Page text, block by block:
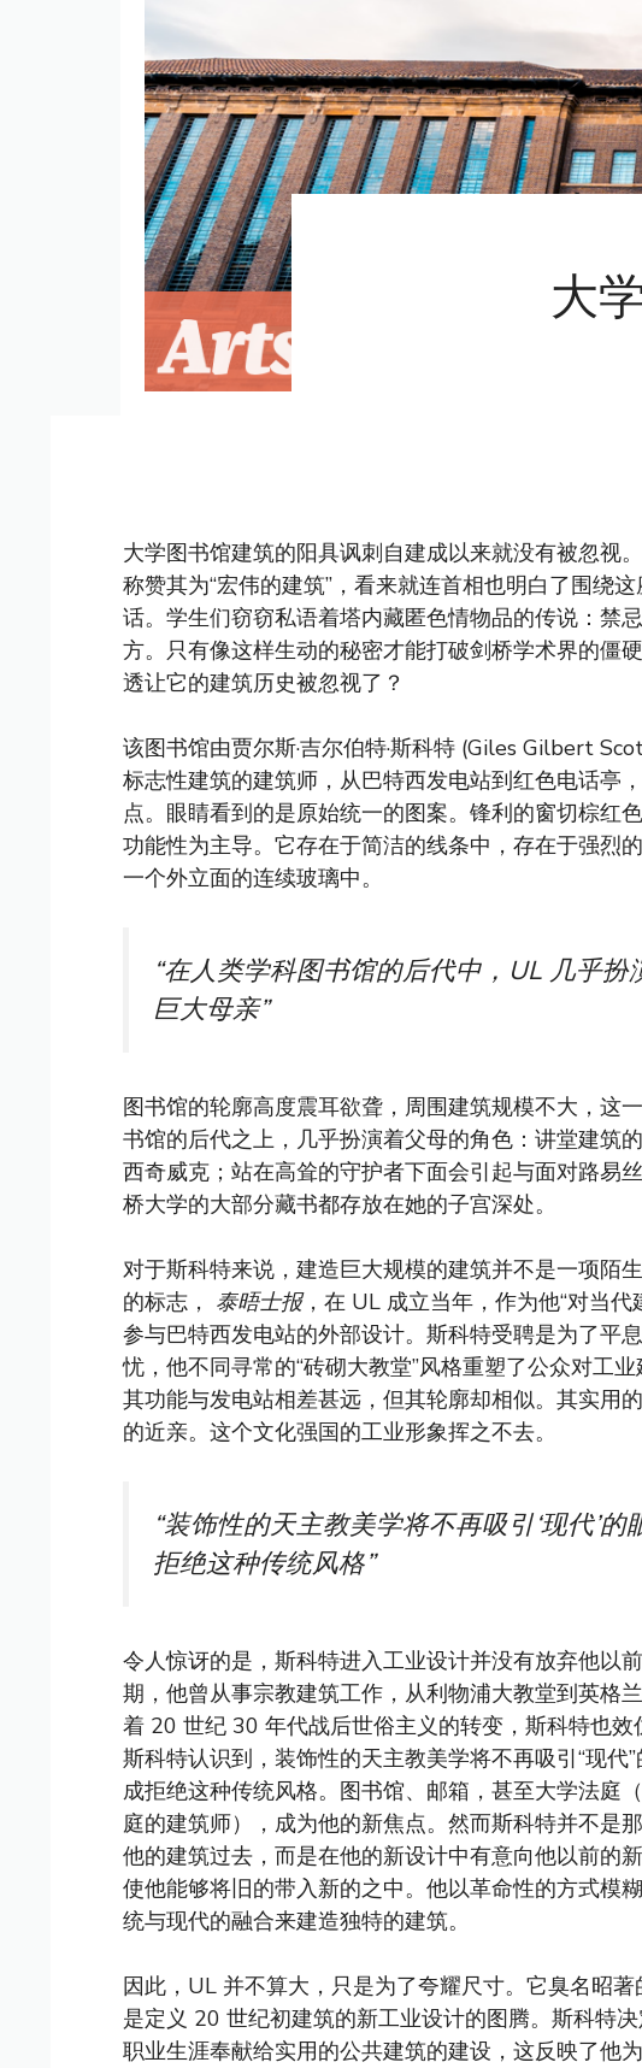
大
大学图书馆建筑的阳具讽刺自建成以来就没有被忽视
称赞其为“宏伟的建筑”，看来就连首相也明白了围绕
话。学生们窃窃私语着塔内藏匿色情物品的传说：禁
方。只有像这样生动的秘密才能打破剑桥学术界的僵
透让它的建筑历史被忽视了？
该图书馆由贾尔斯·吉尔伯特·斯科特 (Giles Gilbert
标志性建筑的建筑师，从巴特西发电站到红色电话亭
点。眼睛看到的是原始统一的图案。锋利的窗切棕红
功能性为主导。它存在于简洁的线条中，存在于强烈
一个外立面的连续玻璃中。
“在人类学科图书馆的后代中，UL 几乎
巨大母亲”
图书馆的轮廓高度震耳欲聋，周围建筑规模不大，这
书馆的后代之上，几乎扮演着父母的角色：讲堂建筑
西奇威克；站在高耸的守护者下面会引起与面对路易
桥大学的大部分藏书都存放在她的子宫深处。
对于斯科特来说，建造巨大规模的建筑并不是一项陌
的标志， 泰晤士报，在 UL 成立当年，作为他“对当
参与巴特西发电站的外部设计。斯科特受聘是为了平
忧，他不同寻常的“砖砌大教堂”风格重塑了公众对工
其功能与发电站相差甚远，但其轮廓却相似。其实用
的近亲。这个文化强国的工业形象挥之不去。
“装饰性的天主教美学将不再吸引‘现代’
拒绝这种传统风格”
令人惊讶的是，斯科特进入工业设计并没有放弃他以
期，他曾从事宗教建筑工作，从利物浦大教堂到英格
着 20 世纪 30 年代战后世俗主义的转变，斯科特也效
斯科特认识到，装饰性的天主教美学将不再吸引“现代
成拒绝这种传统风格。图书馆、邮箱，甚至大学法庭
庭的建筑师），成为他的新焦点。然而斯科特并不是
他的建筑过去，而是在他的新设计中有意向他以前的
使他能够将旧的带入新的之中。他以革命性的方式模
统与现代的融合来建造独特的建筑。
因此，UL 并不算大，只是为了夸耀尺寸。它臭名昭
是定义 20 世纪初建筑的新工业设计的图腾。斯科特
职业生涯奉献给实用的公共建筑的建设，这反映了他